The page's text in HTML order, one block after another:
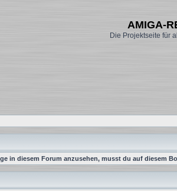
AMIGA-
Die Projektseite für
in diesem Forum anzusehen, musst du auf diesem